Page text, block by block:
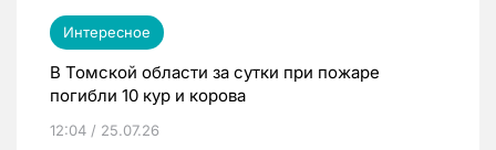
Интересное
В Томской области за сутки при пожаре
погибли 10 кур и корова
12:04 / 25.07.26